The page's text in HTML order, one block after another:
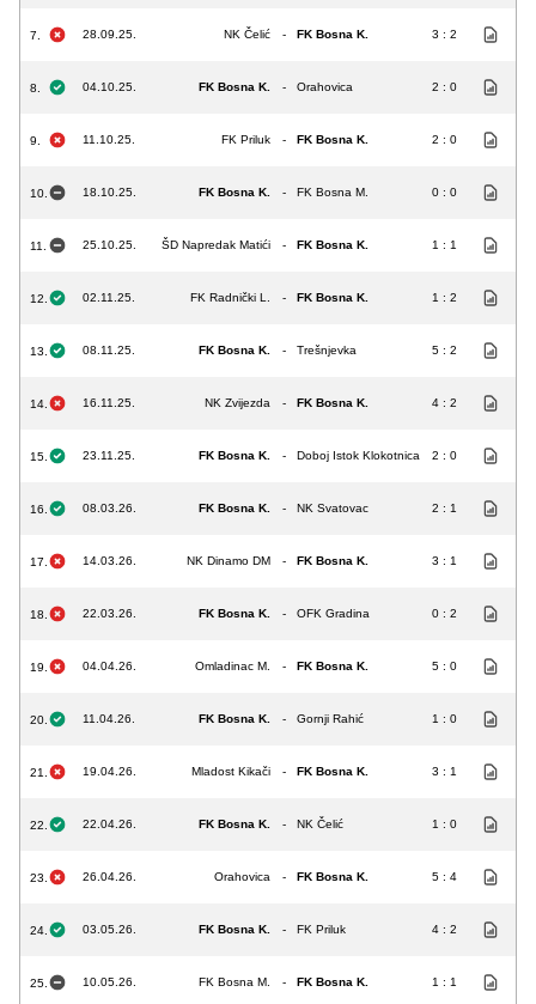
7. 28.09.25. NK Čelić - FK Bosna K. 3 : 2
8. 04.10.25. FK Bosna K. - Orahovica 2 : 0
9. 11.10.25. FK Priluk - FK Bosna K. 2 : 0
10. 18.10.25. FK Bosna K. - FK Bosna M. 0 : 0
11. 25.10.25. ŠD Napredak Matići - FK Bosna K. 1 : 1
12. 02.11.25. FK Radnički L. - FK Bosna K. 1 : 2
13. 08.11.25. FK Bosna K. - Trešnjevka 5 : 2
14. 16.11.25. NK Zvijezda - FK Bosna K. 4 : 2
15. 23.11.25. FK Bosna K. - Doboj Istok Klokotnica 2 : 0
16. 08.03.26. FK Bosna K. - NK Svatovac 2 : 1
17. 14.03.26. NK Dinamo DM - FK Bosna K. 3 : 1
18. 22.03.26. FK Bosna K. - OFK Gradina 0 : 2
19. 04.04.26. Omladinac M. - FK Bosna K. 5 : 0
20. 11.04.26. FK Bosna K. - Gornji Rahić 1 : 0
21. 19.04.26. Mladost Kikači - FK Bosna K. 3 : 1
22. 22.04.26. FK Bosna K. - NK Čelić 1 : 0
23. 26.04.26. Orahovica - FK Bosna K. 5 : 4
24. 03.05.26. FK Bosna K. - FK Priluk 4 : 2
25. 10.05.26. FK Bosna M. - FK Bosna K. 1 : 1